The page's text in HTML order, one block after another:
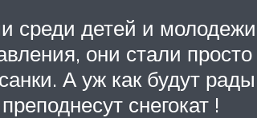
среди детей и
они стали
А уж как будут
снегокат !